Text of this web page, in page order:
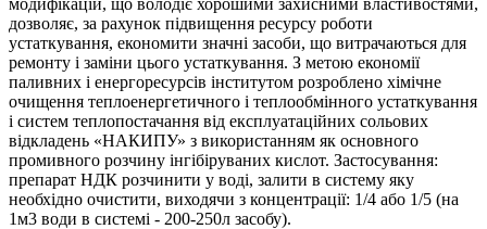
дозволяє, за рахунок підвищення ресурсу роботи
устаткування, економити значні засоби, що витрачаються для
ремонту і заміни цього устаткування. З метою економії
паливних і енергоресурсів інститутом розроблено хімічне
очищення теплоенергетичного і теплообмінного устаткування
і систем теплопостачання від експлуатаційних сольових
відкладень «НАКИПУ» з використанням як основного
промивного розчину інгібіруваних кислот. Застосування:
препарат НДК розчинити у воді, залити в систему яку
необхідно очистити, виходячи з концентрації: 1/4 або 1/5 (на
1м3 води в системі - 200-250л засобу).